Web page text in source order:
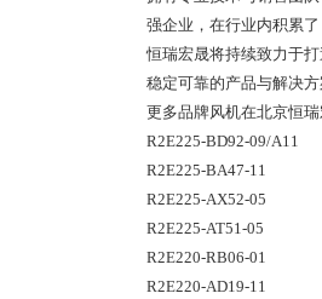
强企业，在行业内积累
恒瑞宏晟将持续致力于
稳定可靠的产品与解决
更多品牌风机在北京恒
R2E225-BD92-09/A11
R2E225-BA47-11
R2E225-AX52-05
R2E225-AT51-05
R2E220-RB06-01
R2E220-AD19-11